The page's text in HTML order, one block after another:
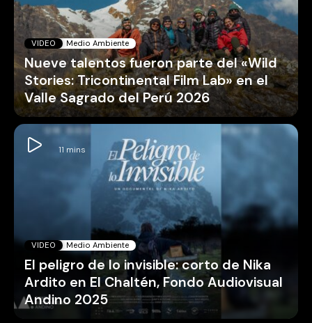
VIDEO Medio Ambiente
Nueve talentos fueron parte del «Wild
Stories: Tricontinental Film Lab» en el
Valle Sagrado del Perú 2026
VIDEO Medio Ambiente
El peligro de lo invisible: corto de Nika
Ardito en El Chaltén, Fondo Audiovisual
Andino 2025